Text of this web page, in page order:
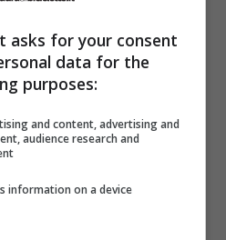
Il barone morì
dappertutto in
di vendere la sua
dalla stessa città di
dopo la pedalata,
ripetute cadute,
asks for your consent
data for the
purposes:
and content, advertising and
audience research and
information on a device